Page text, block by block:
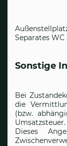
Separates WC
Sonstige
Bei
die
(bzw.
Umsatzsteuer.
Dieses